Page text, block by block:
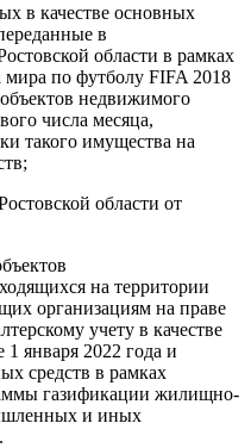
в качестве основных
в
области в рамках
по футболу FIFA 2018
недвижимого
числа месяца,
такого имущества на
области от
на территории
организациям на праве
учету в качестве
1 января 2022 года и
средств в рамках
газификации жилищно-
и иных